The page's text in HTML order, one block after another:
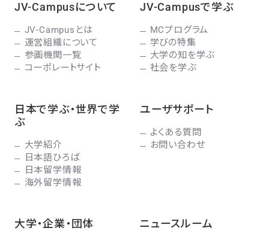
JV-Campusについて
JV-Campusとは
運営組織について
参画機関一覧
コーポレートサイト
JV-Campusで学ぶ
MCプログラム
学びの特集
大学の知を学ぶ
社会を学ぶ
日本で学ぶ・世界で学
ぶ
大学紹介
日本語ひろば
日本留学情報
海外留学情報
ユーザサポート
よくある質問
お問い合わせ
大学・企業・団体 ニュースルーム